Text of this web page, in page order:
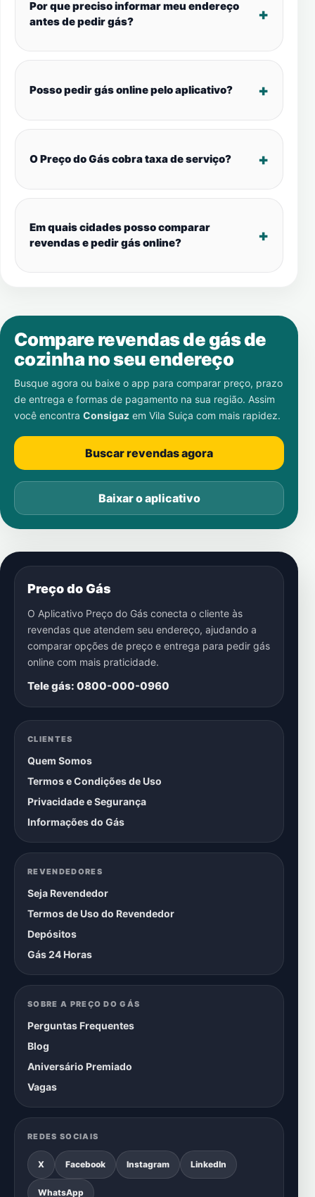
Por que preciso informar meu endereço
antes de pedir gás?
Posso pedir gás online pelo aplicativo?
O Preço do Gás cobra taxa de serviço?
Em quais cidades posso comparar
revendas e pedir gás online?
Compare revendas de gás de
cozinha no seu endereço
Busque agora ou baixe o app para comparar preço, prazo
de entrega e formas de pagamento na sua região. Assim
você encontra Consigaz em Vila Suiça com mais rapidez.
Buscar revendas agora
Baixar o aplicativo
Preço do Gás
O Aplicativo Preço do Gás conecta o cliente às
revendas que atendem seu endereço, ajudando a
comparar opções de preço e entrega para pedir gás
online com mais praticidade.
Tele gás: 0800-000-0960
CLIENTES
Quem Somos
Termos e Condições de Uso
Privacidade e Segurança
Informações do Gás
REVENDEDORES
Seja Revendedor
Termos de Uso do Revendedor
Depósitos
Gás 24 Horas
SOBRE A PREÇO DO GÁS
Perguntas Frequentes
Blog
Aniversário Premiado
Vagas
REDES SOCIAIS
X Facebook Instagram LinkedIn
WhatsApp